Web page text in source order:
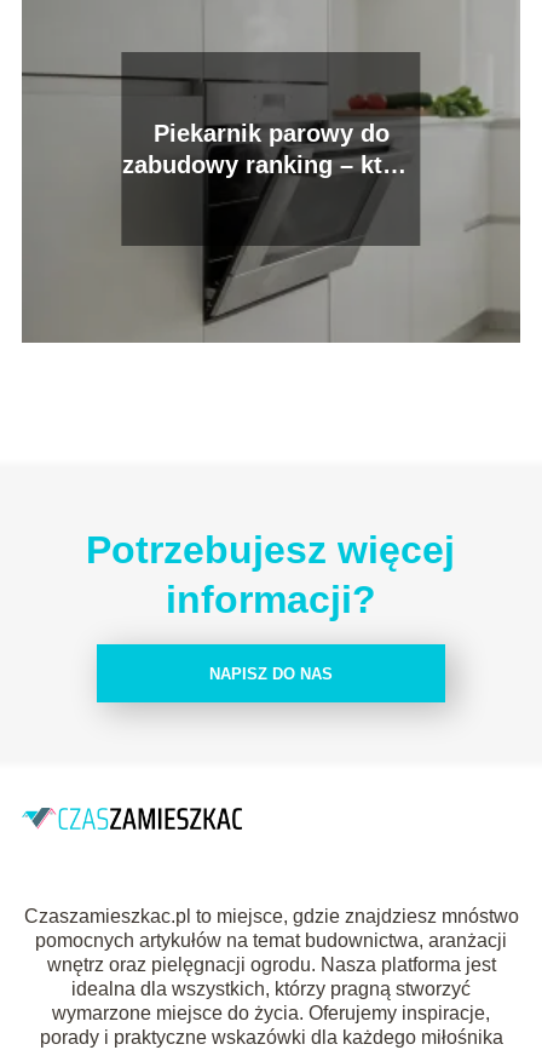
Piekarnik parowy do
zabudowy ranking – który
model wybrać?
Potrzebujesz więcej
informacji?
NAPISZ DO NAS
Czaszamieszkac.pl to miejsce, gdzie znajdziesz mnóstwo
pomocnych artykułów na temat budownictwa, aranżacji
wnętrz oraz pielęgnacji ogrodu. Nasza platforma jest
idealna dla wszystkich, którzy pragną stworzyć
wymarzone miejsce do życia. Oferujemy inspiracje,
porady i praktyczne wskazówki dla każdego miłośnika